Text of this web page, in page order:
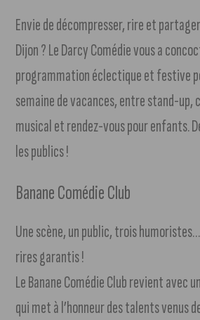
Envie de décompresser, rire et
Dijon ? Le Darcy Comédie vous a
programmation éclectique et festive
semaine de vacances, entre stand-up,
musical et rendez-vous pour enfants.
les publics !
Banane Comédie Club
Une scène, un public, trois
rires garantis !
Le Banane Comédie Club revient avec
qui met à l’honneur des talents venus